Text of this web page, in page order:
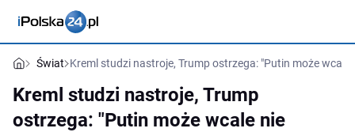
Świat Kreml studzi nastroje, Trump ostrzega: "Putin może wcale
Kreml studzi nastroje, Trump
ostrzega: "Putin może wcale nie